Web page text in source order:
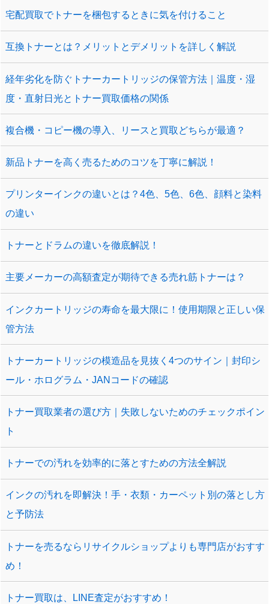
宅配買取でトナーを梱包するときに気を付けること
互換トナーとは？メリットとデメリットを詳しく解説
経年劣化を防ぐトナーカートリッジの保管方法｜温度・湿
度・直射日光とトナー買取価格の関係
複合機・コピー機の導入、リースと買取どちらが最適？
新品トナーを高く売るためのコツを丁寧に解説！
プリンターインクの違いとは？4色、5色、6色、顔料と染料
の違い
トナーとドラムの違いを徹底解説！
主要メーカーの高額査定が期待できる売れ筋トナーは？
インクカートリッジの寿命を最大限に！使用期限と正しい保
管方法
トナーカートリッジの模造品を見抜く4つのサイン｜封印シ
ール・ホログラム・JANコードの確認
トナー買取業者の選び方｜失敗しないためのチェックポイン
ト
トナーでの汚れを効率的に落とすための方法全解説
インクの汚れを即解決！手・衣類・カーペット別の落とし方
と予防法
トナーを売るならリサイクルショップよりも専門店がおすす
め！
トナー買取は、LINE査定がおすすめ！